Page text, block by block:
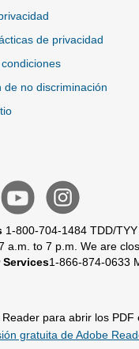
de privacidad
de no discriminación
1-800-704-1484 TDD/
a.m. to 7 p.m. We are
Services1-866-874-0633
para abrir los PDF
gratuita de Adobe